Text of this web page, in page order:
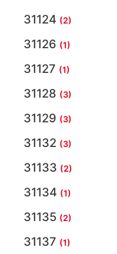
31124 (2)
31126 (1)
31127 (1)
31128 (3)
31129 (3)
31132 (3)
31133 (2)
31134 (1)
31135 (2)
31137 (1)